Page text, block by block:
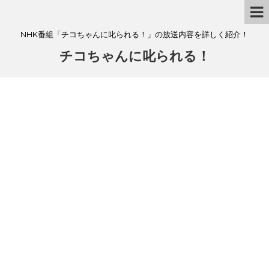
NHK番組「チコちゃんに叱られる！」の放送内容を詳しく紹介！
チコちゃんに叱られる！